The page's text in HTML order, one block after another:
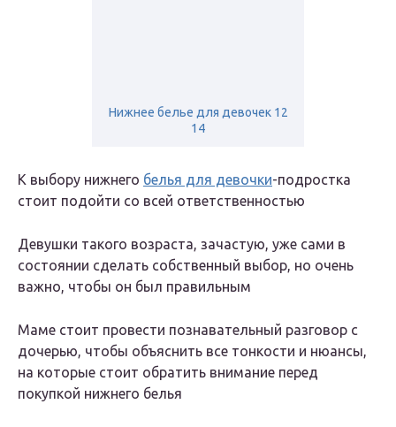
Нижнее белье для девочек 12
14
К выбору нижнего белья для девочки-подростка
стоит подойти со всей ответственностью
Девушки такого возраста, зачастую, уже сами в
состоянии сделать собственный выбор, но очень
важно, чтобы он был правильным
Маме стоит провести познавательный разговор с
дочерью, чтобы объяснить все тонкости и нюансы,
на которые стоит обратить внимание перед
покупкой нижнего белья